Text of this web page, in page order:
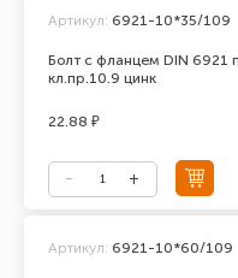
Болт с фланцем DIN 6921
кл.пр.10.9 цинк
Артикул: 6921-10*35/109
22.88 ₽
Артикул: 6921-10*60/109